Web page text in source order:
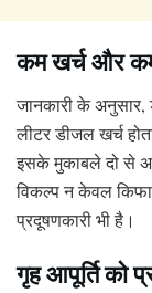
कम खर्च और
जानकारी के
लीटर डीजल खर्च
इसके मुकाबले दो से
विकल्प न केवल
प्रदूषणकारी भी है।
गृह आपूर्ति को